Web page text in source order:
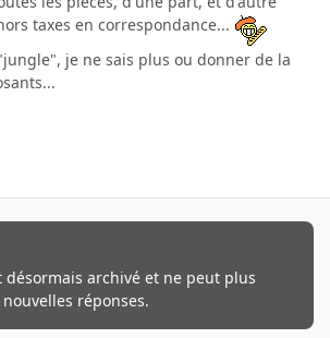
taxes en correspondance...
je ne sais plus ou donner de la
désormais archivé et ne peut plus
réponses.